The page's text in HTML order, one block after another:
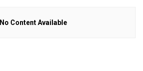
No Content Available